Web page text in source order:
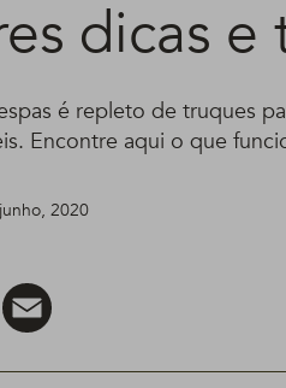
dicas e
é repleto de truques
Encontre aqui o que
2020
Pinterest